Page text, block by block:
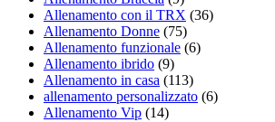
Allenamento con il TRX (36)
Allenamento Donne (75)
Allenamento funzionale (6)
Allenamento ibrido (9)
Allenamento in casa (113)
allenamento personalizzato (6)
Allenamento Vip (14)